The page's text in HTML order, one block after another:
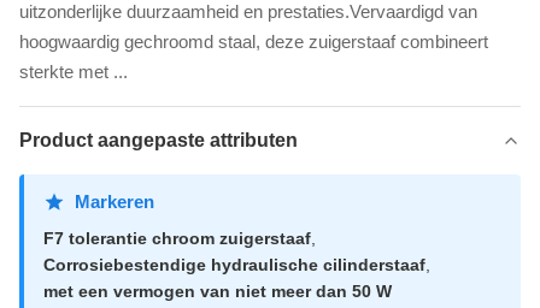
uitzonderlijke duurzaamheid en prestaties.Vervaardigd van
hoogwaardig gechroomd staal, deze zuigerstaaf combineert
sterkte met ...
Product aangepaste attributen
Markeren
F7 tolerantie chroom zuigerstaaf
Corrosiebestendige hydraulische cilinderstaaf
met een vermogen van niet meer dan 50 W